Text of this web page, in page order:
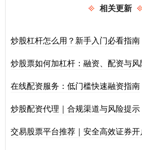
相关更新
炒股杠杆怎么用？新手入门必看指南
炒股票如何加杠杆：融资、配资与
在线配资服务：低门槛快速融资指南
炒股配资代理｜合规渠道与风险提示
交易股票平台推荐｜安全高效证券开